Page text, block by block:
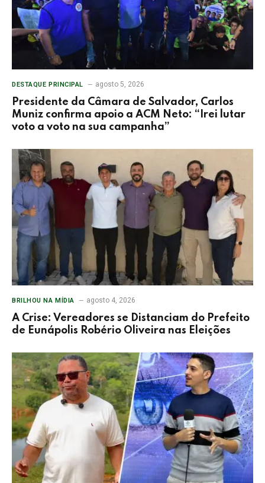
DESTAQUE PRINCIPAL agosto 5, 2026
Presidente da Câmara de Salvador, Carlos
Muniz confirma apoio a ACM Neto: “Irei lutar
voto a voto na sua campanha”
BRILHOU NA MÍDIA agosto 4, 2026
A Crise: Vereadores se Distanciam do Prefeito
de Eunápolis Robério Oliveira nas Eleições